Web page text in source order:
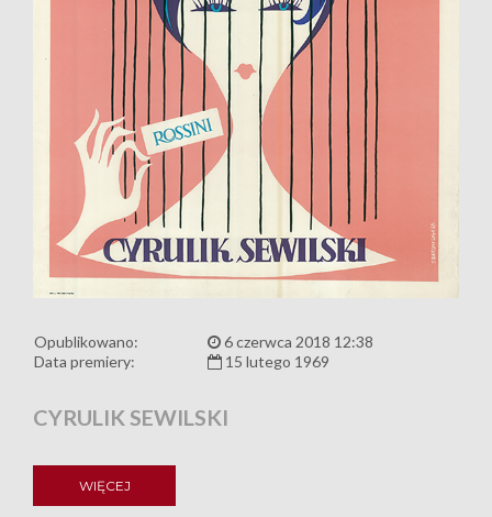
Opublikowano:
6 czerwca 2018 12:38
Data premiery:
15 lutego 1969
CYRULIK SEWILSKI
WIĘCEJ